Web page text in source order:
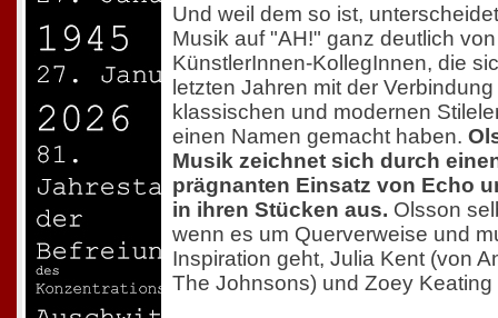
Und weil dem so ist,
Musik auf "AH!" ganz deutlich
KünstlerInnen-KollegInnen, die
letzten Jahren mit der
klassischen und modernen
einen Namen gemacht haben.
Musik zeichnet sich durch
prägnanten Einsatz von Echo
in ihren Stücken aus. Olsson
wenn es um Querverweise und
Inspiration geht, Julia Kent (von
The Johnsons) und Zoey Keating